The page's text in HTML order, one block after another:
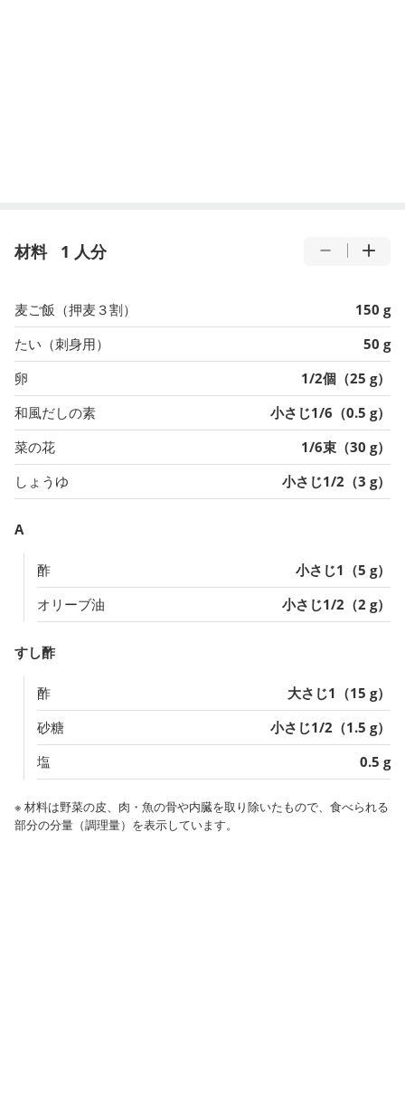
材料 1 人分
麦ご飯（押麦３割）
150 g
たい（刺身用）
50 g
卵
1/2個（25 g）
和風だしの素
小さじ1/6（0.5 g）
菜の花
1/6束（30 g）
しょうゆ
小さじ1/2（3 g）
A
酢
小さじ1（5 g）
オリーブ油
小さじ1/2（2 g）
すし酢
酢
大さじ1（15 g）
砂糖
小さじ1/2（1.5 g）
塩
0.5 g
※ 材料は野菜の皮、肉・魚の骨や内臓を取り除いたもので、食べられる
部分の分量（調理量）を表示しています。